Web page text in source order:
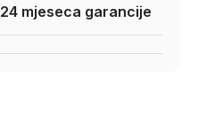
24 mjeseca garancije